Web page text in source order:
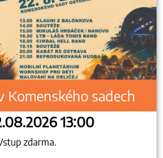
Komenského sadech
13:00
zdarma.